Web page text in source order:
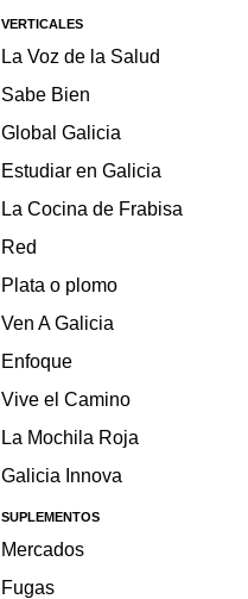
VERTICALES
La Voz de la Salud
Sabe Bien
Global Galicia
Estudiar en Galicia
La Cocina de Frabisa
Red
Plata o plomo
Ven A Galicia
Enfoque
Vive el Camino
La Mochila Roja
Galicia Innova
SUPLEMENTOS
Mercados
Fugas